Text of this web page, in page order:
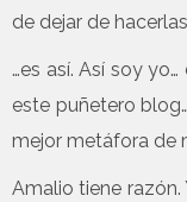
de dejar de
…es así. Así soy
este puñetero
mejor metáfora de
Amalio tiene razón.